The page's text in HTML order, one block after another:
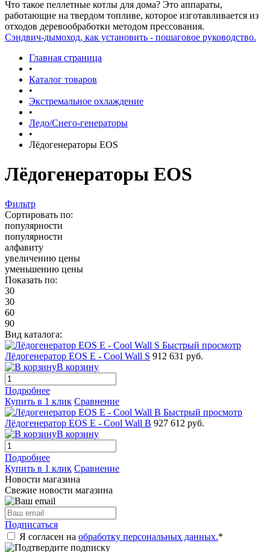
Что такое пеллетные котлы для дома? Это аппараты,
работающие на твердом топливе, которое изготавливается из
отходов деревообработки методом прессования.
Сэндвич-дымоход, как установить - пошаговое руководство.
Главная страница
•
Каталог товаров
•
Экстремальное охлаждение
•
Ледо/Снего-генераторы
•
Лёдогенераторы EOS
Лёдогенераторы EOS
Фильтр
Сортировать по:
популярности
популярности
алфавиту
увеличению цены
уменьшению цены
Показать по:
30
30
60
90
Вид каталога:
Быстрый просмотр
Лёдогенератор EOS E - Cool Wall S 912 631 руб.
В корзину
Подробнее
Купить в 1 клик Сравнение
Быстрый просмотр
Лёдогенератор EOS E - Cool Wall B 927 612 руб.
В корзину
Подробнее
Купить в 1 клик Сравнение
Новости магазина
Свежие новости магазина
Подписаться
Я согласен на обработку персональных данных.*